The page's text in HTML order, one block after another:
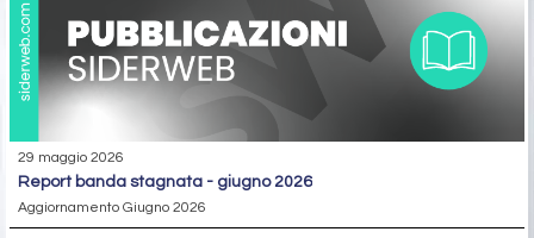
29 maggio 2026
report banda stagnata - giugno 2026
Aggiornamento Giugno 2026